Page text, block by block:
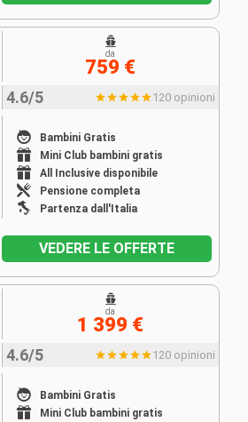
4.6/5 120 opinioni
Bambini Gratis
Mini Club bambini gratis
All Inclusive disponibile
Pensione completa
Partenza dall'Italia
da
759 €
VEDERE LE OFFERTE
4.6/5 120 opinioni
Bambini Gratis
Mini Club bambini gratis
da
1 399 €